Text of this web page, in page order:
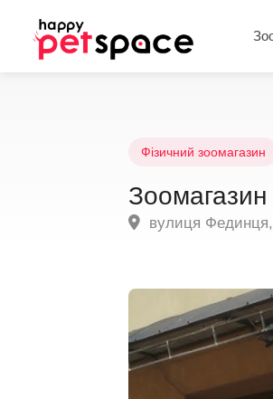
Фізичний зоомагазин
Зоомагазин
вулиця Фединця,